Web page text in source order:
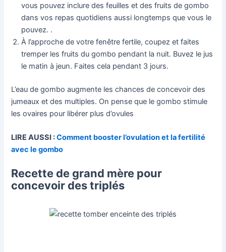
vous pouvez inclure des feuilles et des fruits de gombo
dans vos repas quotidiens aussi longtemps que vous le
pouvez. .
À l’approche de votre fenêtre fertile, coupez et faites
tremper les fruits du gombo pendant la nuit. Buvez le jus
le matin à jeun. Faites cela pendant 3 jours.
L’eau de gombo augmente les chances de concevoir des
jumeaux et des multiples. On pense que le gombo stimule
les ovaires pour libérer plus d’ovules
LIRE AUSSI :Comment booster l’ovulation et la fertilité
avec le gombo
Recette de grand mère pour
concevoir des triplés